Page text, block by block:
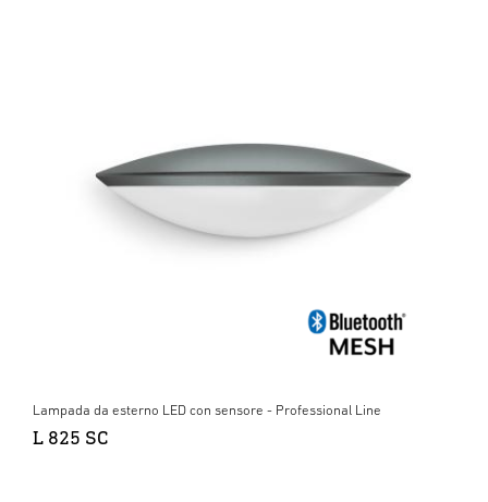
Lampada da esterno LED con sensore - Professional Line
L 825 SC